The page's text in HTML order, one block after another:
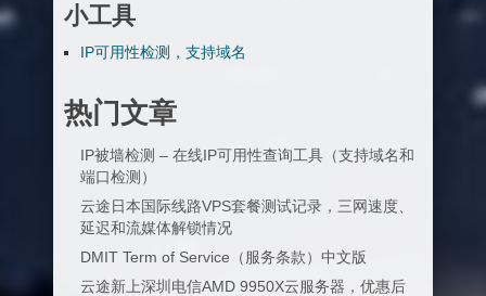
小工具
IP可用性检测，支持域名
热门文章
IP被墙检测 – 在线IP可用性查询工具（支持域名和
端口检测）
云途日本国际线路VPS套餐测试记录，三网速度、
延迟和流媒体解锁情况
DMIT Term of Service（服务条款）中文版
云途新上深圳电信AMD 9950X云服务器，优惠后